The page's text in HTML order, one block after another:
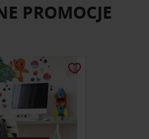
PROMOCJE